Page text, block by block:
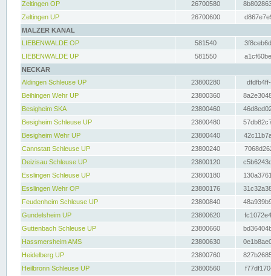
Zeltingen OP
26700580
Zeltingen UP
26700600
MALZER KANAL
LIEBENWALDE OP
581540
LIEBENWALDE UP
581550
NECKAR
Aldingen Schleuse UP
23800280
Beihingen Wehr UP
23800360
Besigheim SKA
23800460
Besigheim Schleuse UP
23800480
Besigheim Wehr UP
23800440
Cannstatt Schleuse UP
23800240
Deizisau Schleuse UP
23800120
Esslingen Schleuse UP
23800180
Esslingen Wehr OP
23800176
Feudenheim Schleuse UP
23800840
Gundelsheim UP
23800620
Guttenbach Schleuse UP
23800660
Hassmersheim AMS
23800630
Heidelberg UP
23800760
Heilbronn Schleuse UP
23800560